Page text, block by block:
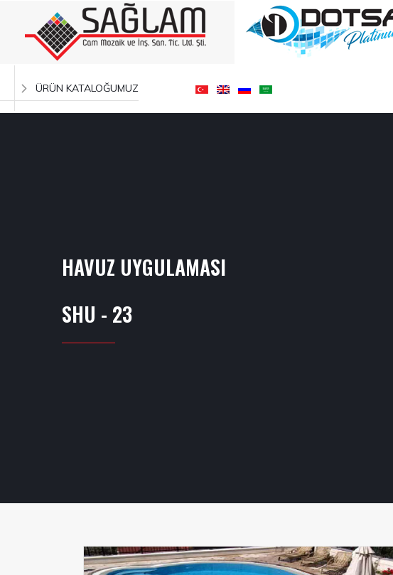
ÜRÜN KATALOĞUMUZ
HAVUZ UYGULAMASI
SHU - 23